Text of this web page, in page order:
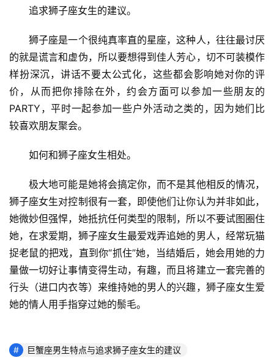
追求狮子座女生的建议。
狮子座是一个很纯真率直的星座，这种人，往往最讨厌
的就是谎言和虚伪，所以要想得到佳人芳心，切不可装模作
样扮深沉，讲话不要太公式化，这些都会影响她对你的评
价，从而把你排除在外，约会方面可以参加一些朋友的
PARTY，平时一起参加一些户外活动之类的，因为她们比
较喜欢朋友聚会。
如何和狮子座女生相处。
极大地可能是她将会搞定你，而不是其他相反的情况，
狮子座女生对控制很有一套，即使他们让你认为并非如此，
她微妙但强悍，她抵抗任何类型的限制，所以不要试图圈住
她，在求爱期，狮子座女生最爱戏弄追她的男人，经常玩猫
捉老鼠的把戏，直到你“抓住”她，当结婚后，她会用她的力
量做一切好让事情变得生动，有趣，而且将建立一套完善的
行头（进口内衣等）来维持她的男人的兴趣，狮子座女生爱
她的情人用手指穿过她的鬃毛。
巨蟹座男生特点与追求狮子座女生的建议